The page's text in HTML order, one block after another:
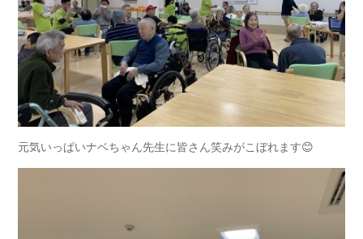
元気いっぱいナベちゃん先生に皆さん笑みがこぼれます😊